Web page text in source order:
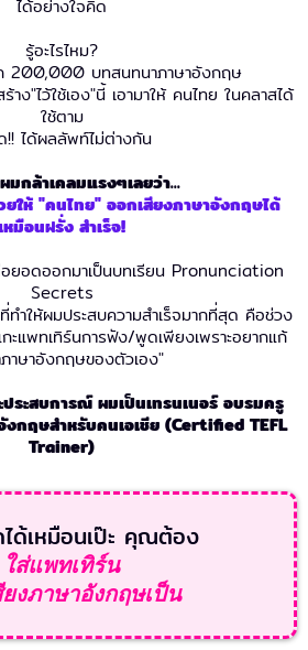
ได้อย่างใจคิด
รู้อะไรไหม?
200,000 บทสนทนาภาษาอังกฤษ
าง"ไว้ใช้เอง"นี้ เอามาให้ คนไทย ในคลาสได้
ใช้ตาม
!! ได้ผลลัพท์ไม่ต่างกัน
กล้าเคลมแรงๆเลยว่า...
ให้ "คนไทย" ออกเสียงภาษาอังกฤษได้
หมือนฝรั่ง สำเร็จ!
ยอดออกมาเป็นบทเรียน Pronunciation
Secrets
ำให้ผมประสบความสำเร็จมากที่สุด คือช่วง
ะแพทเทิร์นการฟัง/พูดเพียงเพราะอยากแก้
าษาอังกฤษของตัวเอง"
ระสบการณ์ ผมเป็นเทรนเนอร์ อบรมครู
กฤษสำหรับคนเอเชีย (Certified TEFL
Trainer)
ด้เหมือนเป๊ะ คุณต้อง
ใส่แพทเทิร์น
ยงภาษาอังกฤษเป็น